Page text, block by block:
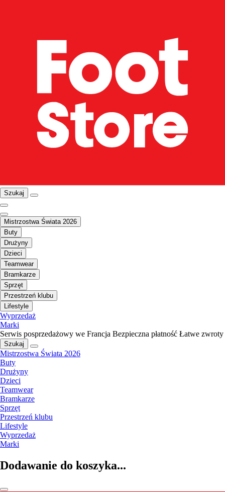
Szukaj
Mistrzostwa Świata 2026
Buty
Drużyny
Dzieci
Teamwear
Bramkarze
Sprzęt
Przestrzeń klubu
Lifestyle
Wyprzedaż
Marki
Serwis posprzedażowy we Francja Bezpieczna płatność Łatwe zwroty
Szukaj
Mistrzostwa Świata 2026
Buty
Drużyny
Dzieci
Teamwear
Bramkarze
Sprzęt
Przestrzeń klubu
Lifestyle
Wyprzedaż
Marki
Dodawanie do koszyka...